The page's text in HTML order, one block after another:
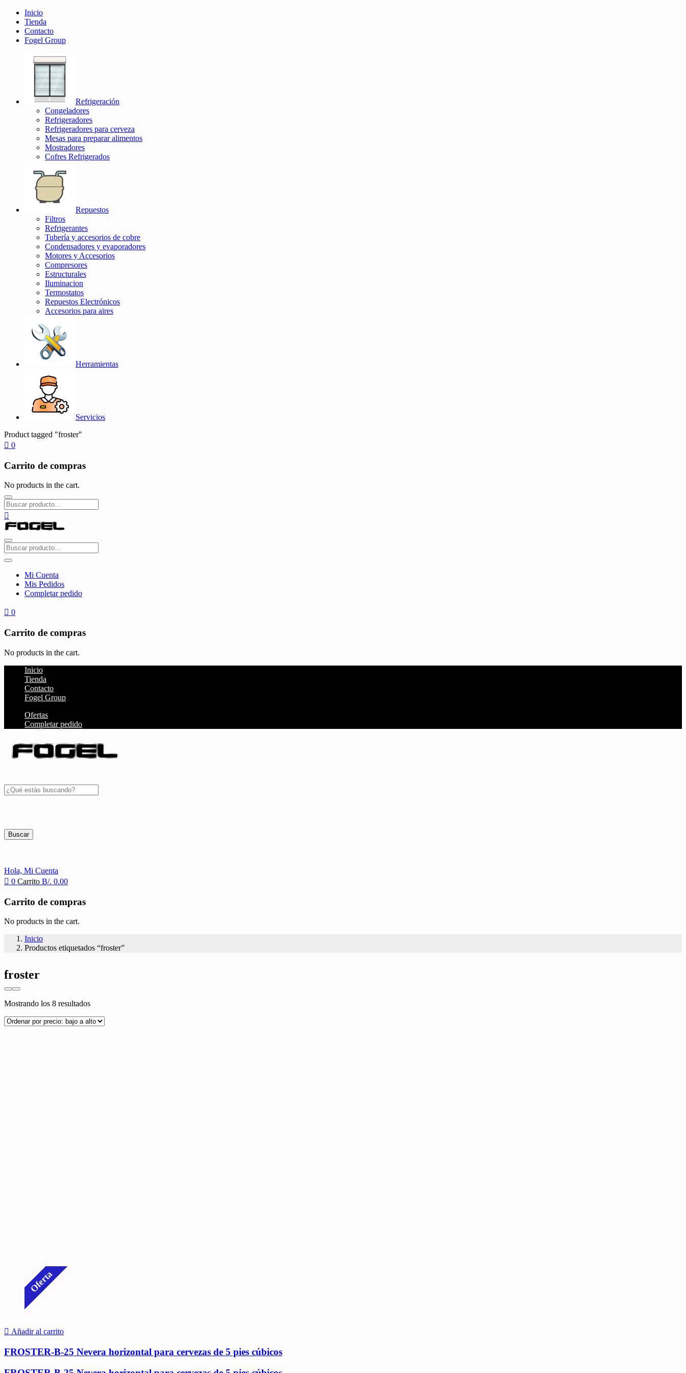
Inicio
Tienda
Contacto
Fogel Group
Refrigeración
Congeladores
Refrigeradores
Refrigeradores para cerveza
Mesas para preparar alimentos
Mostradores
Cofres Refrigerados
Repuestos
Filtros
Refrigerantes
Tubería y accesorios de cobre
Condensadores y evaporadores
Motores y Accesorios
Compresores
Estructurales
Iluminacion
Termostatos
Repuestos Electrónicos
Accesorios para aires
Herramientas
Servicios
Product tagged "froster"
0
Carrito de compras
No products in the cart.
Mi Cuenta
Mis Pedidos
Completar pedido
0
Carrito de compras
No products in the cart.
Inicio
Tienda
Contacto
Fogel Group
Ofertas
Completar pedido
Buscar
Hola, Mi Cuenta
0 Carrito B/. 0.00
Carrito de compras
No products in the cart.
Inicio
Productos etiquetados “froster”
froster
Mostrando los 8 resultadosOrdenado
precio:
Oferta
Añadir al carrito
FROSTER-B-25 Nevera horizontal para cervezas de 5 pies cúbicos